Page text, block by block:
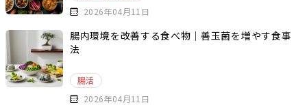
2026年04月11日
腸内環境を改善する食べ物｜善玉菌を増やす食事
法
腸活
2026年04月11日